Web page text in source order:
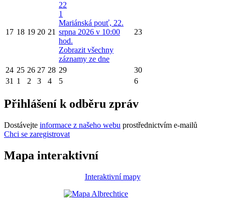
17 18 19 20 21
22
1
Mariánská pouť, 22.
srpna 2026 v 10:00
hod.
Zobrazit všechny
záznamy ze dne
23
24 25 26 27 28 29
30
31 1 2 3 4 5 6
Přihlášení k odběru zpráv
Dostávejte informace z našeho webu prostřednictvím e-mailů
Chci se zaregistrovat
Mapa interaktivní
Interaktivní mapy